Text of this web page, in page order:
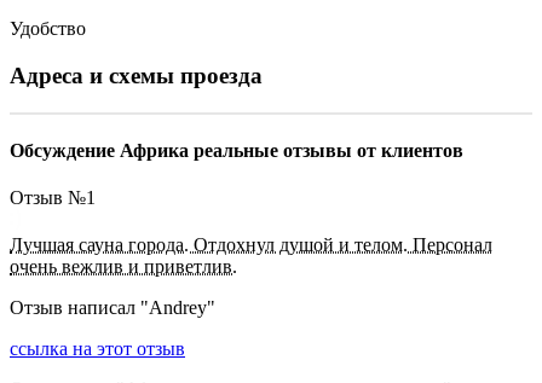
Удобство
Адреса и схемы проезда
Обсуждение Африка реальные отзывы от клиентов
Отзыв №1
Лучшая сауна города. Отдохнул душой и телом. Персонал
очень вежлив и приветлив.
Отзыв написал "Andrey"
ссылка на этот отзыв